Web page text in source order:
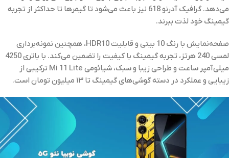
می‌دهد. گرافیک آدرنو 618 نیز باعث می‌شود تا گیمرها تا حداکثر از تجربه
گیمینگ خود لذت ببرند.
صفحه‌نمایش با رنگ 10 بیتی و قابلیت HDR10، همچنین نمونه‌برداری‌
لمسی 240 هرتز، تجربه گیمینگ با کیفیت را تضمین می‌کند. با باتری 4250
میلی‌آمپر ساعت و طراحی زیبا و سبک، شیائومی Mi 11 Lite ترکیبی از
زیبایی و عملکرد در دسته گوشی‌های گیمینگ تا ۱۳ میلیون تومان است.